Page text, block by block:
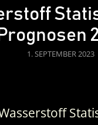
Prognosen
POSTED
1. SEPTEMBER 2023